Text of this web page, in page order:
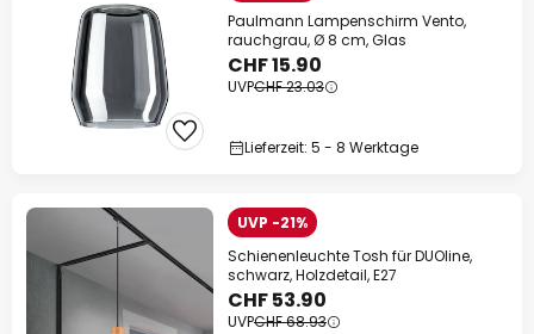
Paulmann Lampenschirm Vento,
rauchgrau, Ø 8 cm, Glas
CHF 15.90
UVPCHF 23.03
Lieferzeit: 5 - 8 Werktage
UVP -21%
Schienenleuchte Tosh für DUOline,
schwarz, Holzdetail, E27
CHF 53.90
UVPCHF 68.93